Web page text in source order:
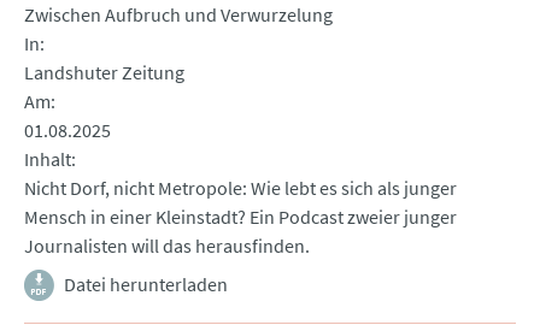
Zwischen Aufbruch und Verwurzelung
In
Landshuter Zeitung
Am
01.08.2025
Inhalt
Nicht Dorf, nicht Metropole: Wie lebt es sich als junger
Mensch in einer Kleinstadt? Ein Podcast zweier junger
Journalisten will das herausfinden.
Datei herunterladen